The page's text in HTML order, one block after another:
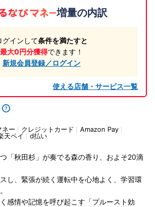
増量の内訳
グインして条件を満たすと
最大0円分獲得できます！
新規会員登録／ログイン
使える店舗・サービス一覧
ネー クレジットカード
Amazon Pay
天ペイ d払い
「秋田杉」が奏でる森の香り、およそ20滴
し、緊張が続く運転中を心地よく、学習環
感情や記憶を呼び起こす「プルースト効